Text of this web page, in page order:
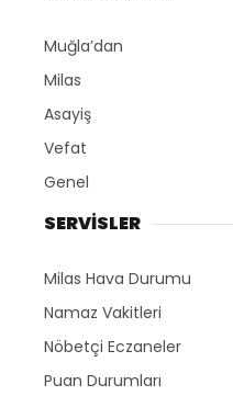
Muğla’dan
Milas
Asayiş
Vefat
Genel
SERVİSLER
Milas Hava Durumu
Namaz Vakitleri
Nöbetçi Eczaneler
Puan Durumları